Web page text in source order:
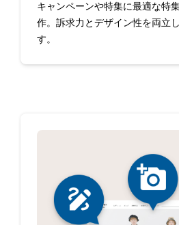
キャンペーンや特集に最適な特
作。訴求力とデザイン性を両立
す。